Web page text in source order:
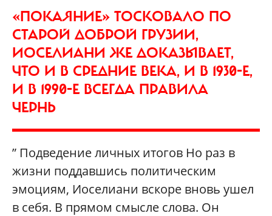
«ПОКАЯНИЕ» ТОСКОВАЛО ПО
СТАРОЙ ДОБРОЙ ГРУЗИИ,
ИОСЕЛИАНИ ЖЕ ДОКАЗЫВАЕТ,
ЧТО И В СРЕДНИЕ ВЕКА, И В 1930-Е,
И В 1990-Е ВСЕГДА ПРАВИЛА
ЧЕРНЬ
” Подведение личных итогов Но раз в
жизни поддавшись политическим
эмоциям, Иоселиани вскоре вновь ушел
в себя. В прямом смысле слова. Он